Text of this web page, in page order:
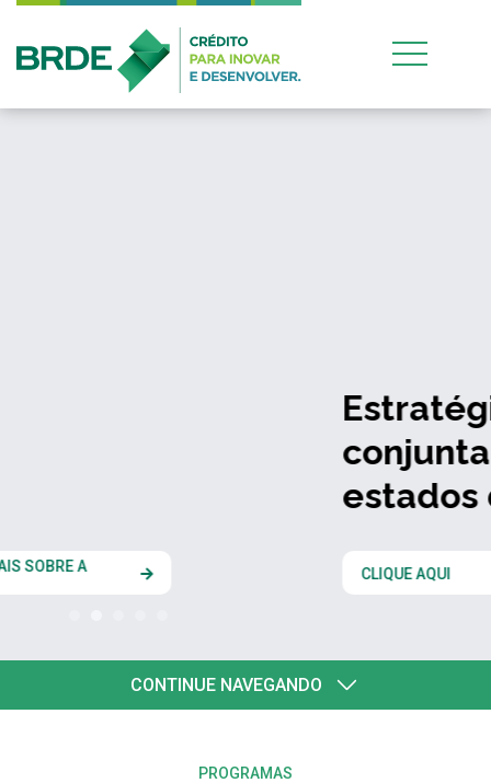
Estratégia de atuação
conjunta entre os quatro
estados do Codesul
CLIQUE AQUI
CONTINUE NAVEGANDO
PROGRAMAS